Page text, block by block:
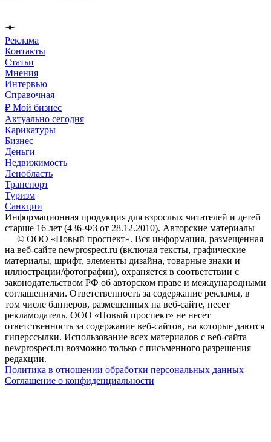
Реклама
Контакты
Статьи
Мнения
Интервью
Справочная
₽ Мой бизнес
Актуально сегодня
Карикатуры
Бизнес
Деньги
Недвижимость
Ленобласть
Транспорт
Туризм
Санкции
Информационная продукция для взрослых читателей и детей
старше 16 лет (436-ФЗ от 28.12.2010). Авторские материалы
— © ООО «Новый проспект». Вся информация, размещенная
на веб-сайте newprospect.ru (включая тексты, графические
материалы, шрифт, элементы дизайна, товарные знаки и
иллюстрации/фотографии), охраняется в соответствии с
законодательством РФ об авторском праве и международными
соглашениями. Ответственность за содержание рекламы, в
том числе баннеров, размещенных на веб-сайте, несет
рекламодатель. ООО «Новый проспект» не несет
ответственность за содержание веб-сайтов, на которые даются
гиперссылки. Использование всех материалов с веб-сайта
newprospect.ru возможно только с письменного разрешения
редакции.
Политика в отношении обработки персональных данных
Соглашение о конфиденциальности